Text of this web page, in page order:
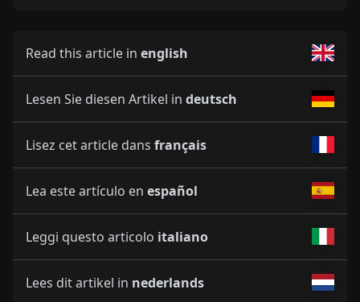
Read this article in english
Lesen Sie diesen Artikel in deutsch
Lisez cet article dans français
Lea este artículo en español
Leggi questo articolo italiano
Lees dit artikel in nederlands